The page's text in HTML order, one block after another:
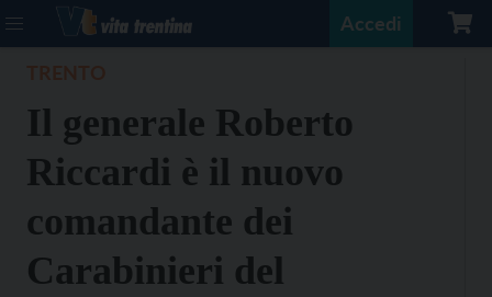
Accedi
Il generale Roberto
Riccardi è il nuovo
comandante dei
Carabinieri del